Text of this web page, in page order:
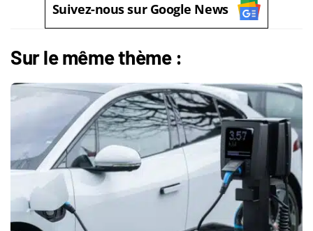
Suivez-nous sur Google News
Sur le même thème :